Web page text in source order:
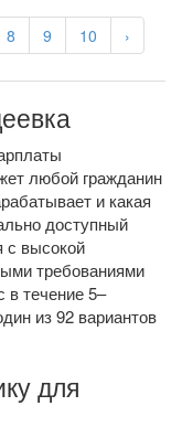
8 9 10 ›
любой гражданин
и какая
доступный
с высокой
требованиями
течение 5–
из 92 вариантов
для